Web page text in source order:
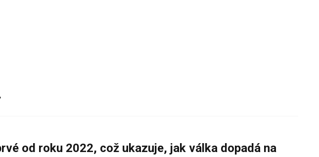
od roku 2022, což ukazuje, jak válka dopadá na